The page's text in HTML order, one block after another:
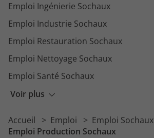
Voir plus
Emploi Ingénierie Sochaux
Emploi Industrie Sochaux
Emploi Restauration Sochaux
Emploi Nettoyage Sochaux
Emploi Santé Sochaux
Emploi Secrétariat Sochaux
Emploi Hospitalier Sochaux
Accueil Emploi
Emploi Sochaux
Emploi Production Sochaux